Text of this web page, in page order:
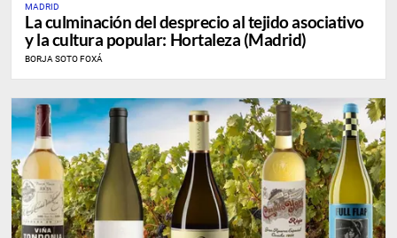
MADRID
La culminación del desprecio al tejido asociativo
y la cultura popular: Hortaleza (Madrid)
BORJA SOTO FOXÁ